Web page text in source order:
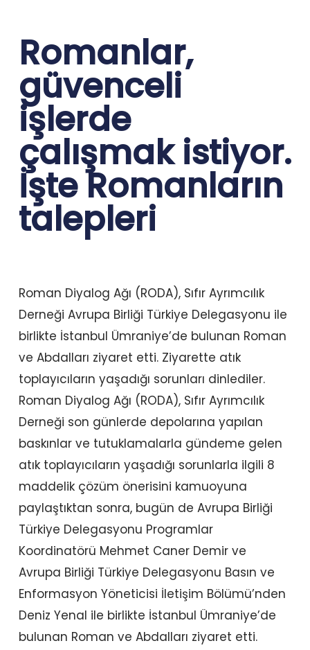
Romanlar,
güvenceli
işlerde
çalışmak istiyor.
İşte Romanların
talepleri
Roman Diyalog Ağı (RODA), Sıfır Ayrımcılık
Derneği Avrupa Birliği Türkiye Delegasyonu ile
birlikte İstanbul Ümraniye’de bulunan Roman
ve Abdalları ziyaret etti. Ziyarette atık
toplayıcıların yaşadığı sorunları dinlediler.
Roman Diyalog Ağı (RODA), Sıfır Ayrımcılık
Derneği son günlerde depolarına yapılan
baskınlar ve tutuklamalarla gündeme gelen
atık toplayıcıların yaşadığı sorunlarla ilgili 8
maddelik çözüm önerisini kamuoyuna
paylaştıktan sonra, bugün de Avrupa Birliği
Türkiye Delegasyonu Programlar
Koordinatörü Mehmet Caner Demir ve
Avrupa Birliği Türkiye Delegasyonu Basın ve
Enformasyon Yöneticisi İletişim Bölümü’nden
Deniz Yenal ile birlikte İstanbul Ümraniye’de
bulunan Roman ve Abdalları ziyaret etti.